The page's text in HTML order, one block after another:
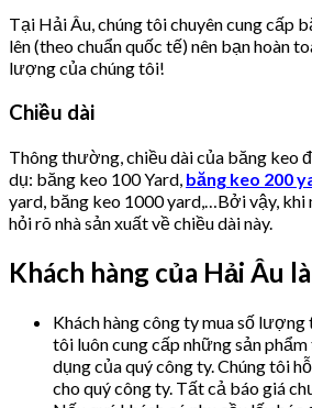
Tại Hải Âu, chúng tôi chuyên cung cấp
lên (theo chuẩn quốc tế) nên bạn hoàn
lượng của chúng tôi!
Chiều dài
Thông thường, chiều dài của băng keo
dụ: băng keo 100 Yard, băng keo 200
yard, băng keo 1000 yard,…Bởi vậy, khi
hỏi rõ nhà sản xuất về chiều dài này.
Khách hàng của Hải Âu
Khách hàng công ty mua số
tôi luôn cung cấp những sản
dụng của quý công ty. Chúng tôi
cho quý công ty. Tất cả báo giá